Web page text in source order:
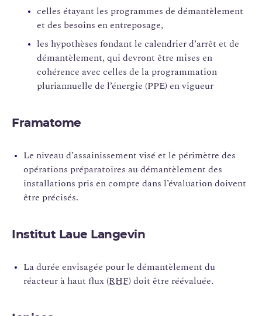
celles étayant les programmes de démantèlement
et des besoins en entreposage,
les hypothèses fondant le calendrier d’arrêt et de
démantèlement, qui devront être mises en
cohérence avec celles de la programmation
pluriannuelle de l’énergie (PPE) en vigueur
Framatome
Le niveau d’assainissement visé et le périmètre des
opérations préparatoires au démantèlement des
installations pris en compte dans l’évaluation doivent
être précisés.
Institut Laue Langevin
La durée envisagée pour le démantèlement du
réacteur à haut flux (RHF) doit être réévaluée.